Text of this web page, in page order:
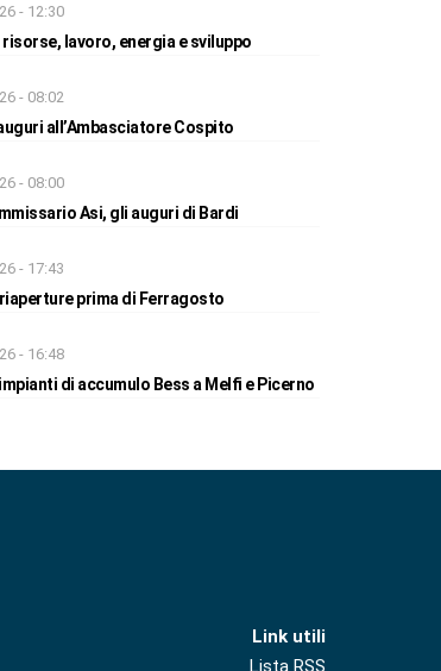
- 12:30
risorse, lavoro, energia e sviluppo
- 08:02
all’Ambasciatore Cospito
- 08:00
Asi, gli auguri di Bardi
- 17:43
prima di Ferragosto
- 16:48
di accumulo Bess a Melfi e Picerno
Link utili
Lista RSS